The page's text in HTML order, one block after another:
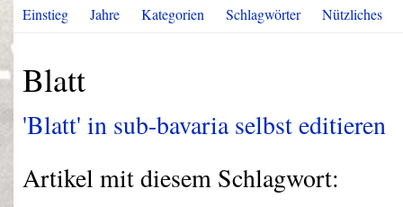
Einstieg Jahre Kategorien Schlagwörter Nützliches
Blatt
'Blatt' in sub-bavaria selbst editieren
Artikel mit diesem Schlagwort: